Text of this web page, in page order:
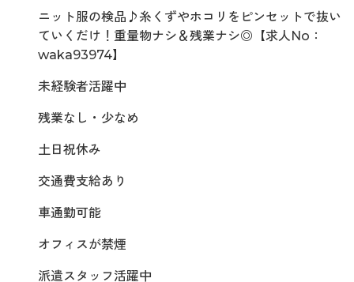
ニット服の検品♪糸くずやホコリをピンセットで抜い
ていくだけ！重量物ナシ＆残業ナシ◎【求人No：
waka93974】
未経験者活躍中
残業なし・少なめ
土日祝休み
交通費支給あり
車通勤可能
オフィスが禁煙
派遣スタッフ活躍中